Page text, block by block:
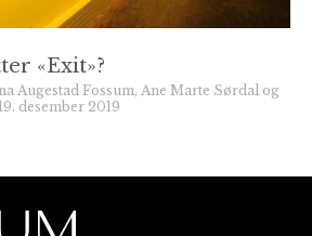
«Exit»?
Augestad Fossum, Ane Marte Sørdal og
desember 2019